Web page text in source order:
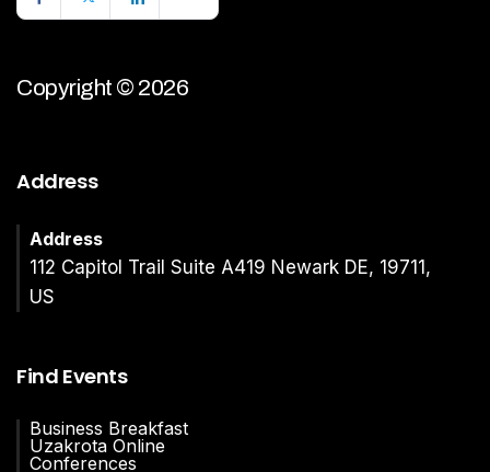
Copyright © 2026
Address
Address
112 Capitol Trail Suite A419 Newark DE, 19711,
US
Find Events
Business Breakfast
Uzakrota Online
Conferences